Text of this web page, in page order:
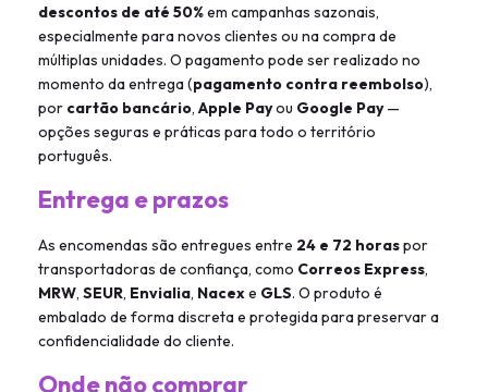
descontos de até 50%em campanhas sazonais,
especialmente para novos clientes ou na compra de
múltiplas unidades. O pagamento pode ser realizado no
momento da entrega (pagamento contra reembolso),
por cartão bancário, Apple Payou Google Pay—
opções seguras e práticas para todo o território
português.
Entrega e prazos
As encomendas são entregues entre 24 e 72 horaspor
transportadoras de confiança, como Correos Express,
MRW, SEUR, Envialia, Nacex e GLS. O produto é
embalado de forma discreta e protegida para preservar a
confidencialidade do cliente.
Onde não comprar